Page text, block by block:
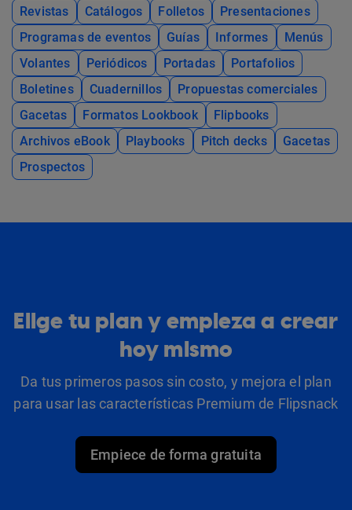
Revistas Catálogos Folletos
Presentaciones
Programas de eventos
Guías Informes
Menús
Volantes
Periódicos Portadas
Portafolios
Boletines
Cuadernillos
Propuestas comerciales
Gacetas
Formatos Lookbook
Flipbooks
Archivos eBook
Playbooks Pitch decks
Gacetas
Prospectos
Elige tu plan y empieza a crear
hoy mismo
Da tus primeros pasos sin costo, y mejora el plan
para usar las características Premium de Flipsnack
Empiece de forma gratuita